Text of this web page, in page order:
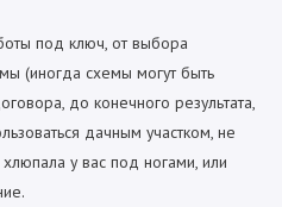
под ключ, от выбора
(иногда схемы могут быть
до конечного результата,
дачным участком, не
у вас под ногами, или